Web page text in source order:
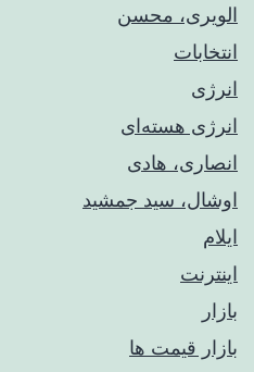
الویری، محسن
انتخابات
انرژی
انرژی هسته‌ای
انصاری، هادی
اوشال، سید جمشید
ایلام
اینترنت
بازار
بازار قیمت ها